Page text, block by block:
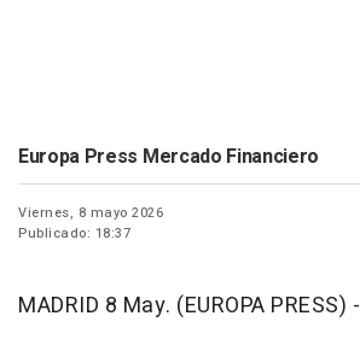
Europa Press Mercado Financiero
Viernes, 8 mayo 2026
Publicado: 18:37
MADRID 8 May. (EUROPA PRESS) -